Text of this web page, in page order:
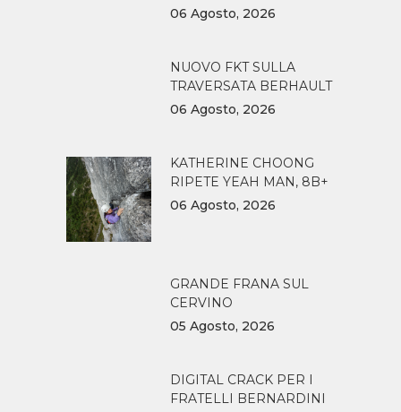
06 Agosto, 2026
NUOVO FKT SULLA
TRAVERSATA BERHAULT
06 Agosto, 2026
KATHERINE CHOONG
RIPETE YEAH MAN, 8B+
06 Agosto, 2026
GRANDE FRANA SUL
CERVINO
05 Agosto, 2026
DIGITAL CRACK PER I
FRATELLI BERNARDINI